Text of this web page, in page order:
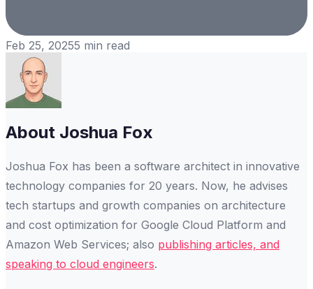
Feb 25, 20255 min read
About Joshua Fox
Joshua Fox has been a software architect in innovative
technology companies for 20 years. Now, he advises
tech startups and growth companies on architecture
and cost optimization for Google Cloud Platform and
Amazon Web Services; also publishing articles, and
speaking to cloud engineers.